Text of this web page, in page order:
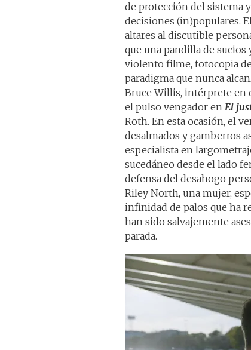
de protección del sistema
decisiones (in)populares.
altares al discutible
que una pandilla de sucios
violento filme, fotocopia
paradigma que nunca
Bruce Willis, intérprete en
el pulso vengador en El
Roth. En esta ocasión, el
desalmados y gamberros
especialista en
sucedáneo desde el lado
defensa del desahogo
Riley North, una mujer,
infinidad de palos que ha
han sido salvajemente
parada.